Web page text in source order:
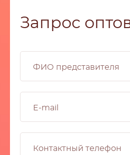
Запрос